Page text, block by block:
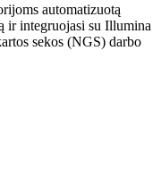
automatizuotą
ir integruojasi su Illumina
sekos (NGS) darbo